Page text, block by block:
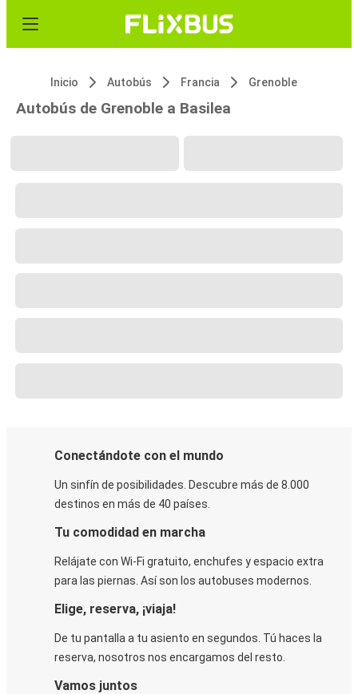
Inicio Autobús Francia Grenoble
Autobús de Grenoble a Basilea
Conectándote con el mundo
Un sinfín de posibilidades. Descubre más de 8.000
destinos en más de 40 países.
Tu comodidad en marcha
Relájate con Wi-Fi gratuito, enchufes y espacio extra
para las piernas. Así son los autobuses modernos.
Elige, reserva, ¡viaja!
De tu pantalla a tu asiento en segundos. Tú haces la
reserva, nosotros nos encargamos del resto.
Vamos juntos